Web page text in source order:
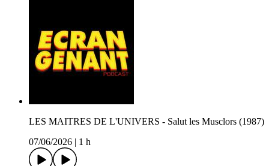
LES MAITRES DE L'UNIVERS - Salut les Musclors (1987)
07/06/2026
1 h